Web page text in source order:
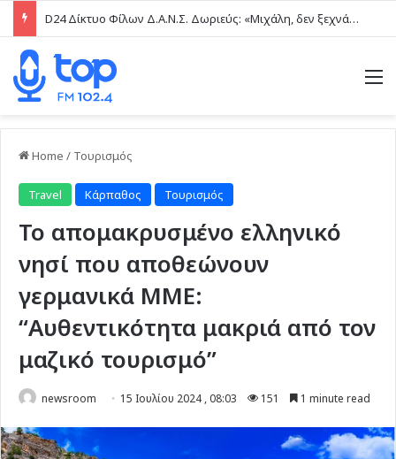
D24 Δίκτυο Φίλων Δ.Α.Ν.Σ. Δωριεύς: «Μιχάλη, δεν ξεχνάμε – Η βία δεν είναι μαγκιά»
Home / Τουρισμός
Travel Κάρπαθος Τουρισμός
Το απομακρυσμένο ελληνικό
νησί που αποθεώνουν
γερμανικά ΜΜΕ:
“Αυθεντικότητα μακριά από τον
μαζικό τουρισμό”
newsroom 15 Ιουλίου 2024 , 08:03 151 1 minute read